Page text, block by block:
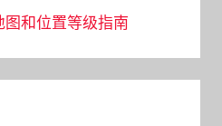
和位置等级指南